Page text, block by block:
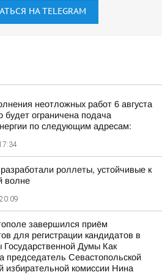
НА TELEGRAM
неотложных работ 6 августа
будет ограничена подача
по следующим адресам:
роллеты, устойчивые к
волне
завершился приём
для регистрации кандидатов в
Государственной Думы Как
председатель Севастопольской
избирательной комиссии Нина